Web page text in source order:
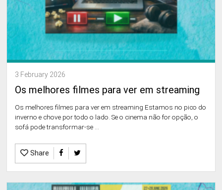
3 February 2026
Os melhores filmes para ver em streaming
Os melhores filmes para ver em streaming Estamos no pico do
inverno e chove por todo o lado. Se o cinema não for opção, o
sofá pode transformar-se ...
Share